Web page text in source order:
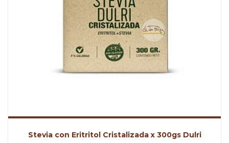
Stevia con Eritritol Cristalizada x 300gs Dulri